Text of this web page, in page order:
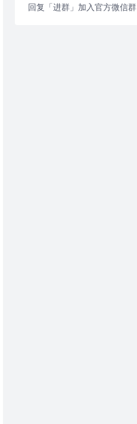
回复「进群」加入官方微信群